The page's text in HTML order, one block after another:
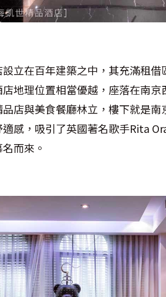
設立在百年建築之中，其充滿租
地理位置相當優越，座落在南
店與美食餐廳林立，樓下就是
感，吸引了英國著名歌手Rita
而來。